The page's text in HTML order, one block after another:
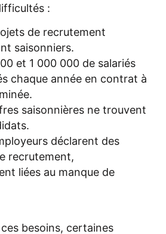
:
de recrutement
saisonniers.
et 1 000 000 de salariés
chaque année en contrat à
saisonnières ne trouvent
déclarent des
recrutement,
liées au manque de
besoins, certaines